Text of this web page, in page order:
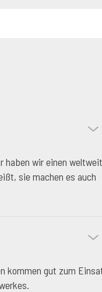
haben wir einen weltweit
sie machen es auch
kommen gut zum